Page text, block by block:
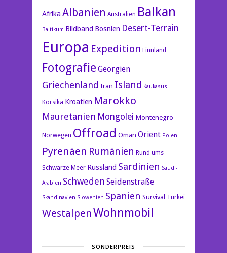
Afrika Albanien Australien Balkan
Baltikum Bildband Bosnien Desert-Terrain
Europa Expedition Finnland
Fotografie Georgien
Griechenland Iran Island Kaukasus
Korsika Kroatien Marokko
Mauretanien Mongolei Montenegro
Norwegen Offroad Oman Orient Polen
Pyrenäen Rumänien Rund ums
Schwarze Meer Russland Sardinien Saudi-
Arabien Schweden Seidenstraße
Skandinavien Slowenien Spanien Survival Türkei
WestalpenWohnmobil
SONDERPREIS